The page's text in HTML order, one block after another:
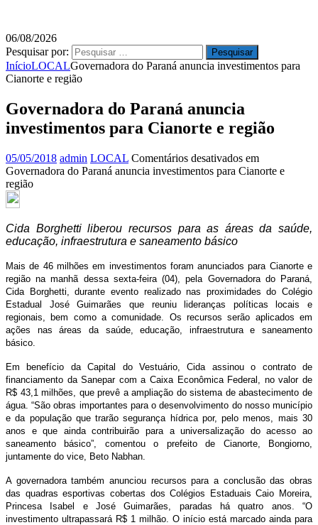
06/08/2026
Pesquisar por:
InícioLOCALGovernadora do Paraná anuncia investimentos para
Cianorte e região
Governadora do Paraná anuncia
investimentos para Cianorte e região
05/05/2018 admin LOCAL Comentários desativados em
Governadora do Paraná anuncia investimentos para Cianorte e
região
Cida Borghetti liberou recursos para as áreas da saúde,
educação, infraestrutura e saneamento básico
Mais de 46 milhões em investimentos foram anunciados para Cianorte e
região na manhã dessa sexta-feira (04), pela Governadora do Paraná,
Cida Borghetti, durante evento realizado nas proximidades do Colégio
Estadual José Guimarães que reuniu lideranças políticas locais e
regionais, bem como a comunidade. Os recursos serão aplicados em
ações nas áreas da saúde, educação, infraestrutura e saneamento
básico.
Em benefício da Capital do Vestuário, Cida assinou o contrato de
financiamento da Sanepar com a Caixa Econômica Federal, no valor de
R$ 43,1 milhões, que prevê a ampliação do sistema de abastecimento de
água. “São obras importantes para o desenvolvimento do nosso município
e da população que trarão segurança hídrica por, pelo menos, mais 30
anos e que ainda contribuirão para a universalização do acesso ao
saneamento básico”, comentou o prefeito de Cianorte, Bongiorno,
juntamente do vice, Beto Nabhan.
A governadora também anunciou recursos para a conclusão das obras
das quadras esportivas cobertas dos Colégios Estaduais Caio Moreira,
Princesa Isabel e José Guimarães, paradas há quatro anos. “O
investimento ultrapassará R$ 1 milhão. O início está marcado ainda para